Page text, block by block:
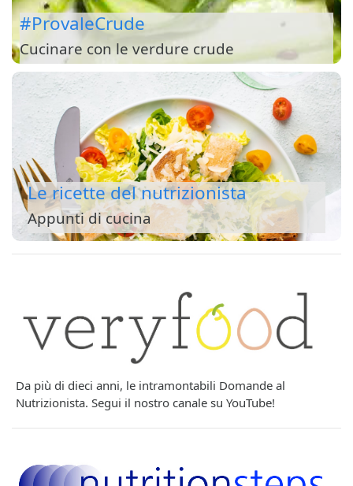
#ProvaleCrude
Cucinare con le verdure crude
Le ricette del nutrizionista
Appunti di cucina
Da più di dieci anni, le intramontabili Domande al
Nutrizionista. Segui il nostro canale su YouTube!